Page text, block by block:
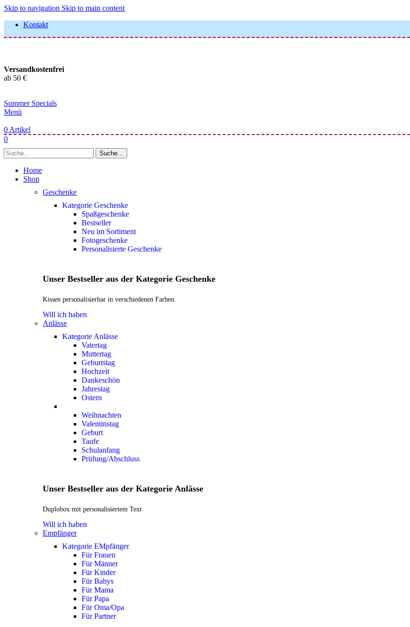
Skip to navigation Skip to main content
Kontakt
Versandkostenfrei
ab 50 €
Summer Specials
Menü
0 Artikel
0
Suche...
Home
Shop
Geschenke
Kategorie Geschenke
Spaßgeschenke
Bestseller
Neu im Sortiment
Fotogeschenke
Personalisierte Geschenke
Unser Bestseller aus der Kategorie Geschenke
Kissen personalisierbar in verschiedenen Farben.
Will ich haben
Anlässe
Kategorie Anlässe
Vatertag
Muttertag
Geburtstag
Hochzeit
Dankeschön
Jahrestag
Ostern
Weihnachten
Valentinstag
Geburt
Taufe
Schulanfang
Prüfung/Abschluss
Unser Bestseller aus der Kategorie Anlässe
Duplobox mit personalisiertem Text
Will ich haben
Empfänger
Kategorie EMpfänger
Für Frauen
Für Männer
Für Kinder
Für Babys
Für Mama
Für Papa
Für Oma/Opa
Für Partner